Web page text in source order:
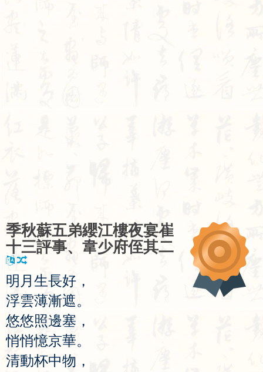
季秋蘇五弟纓江樓夜宴崔
十三評事、 韋少府侄其二
明 月 生長好 ，
浮雲薄漸遮。
悠悠照邊塞 ，
悄悄憶京華。
清動杯中物 ，